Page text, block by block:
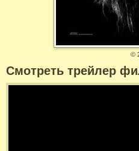
©
Смотреть трейлер